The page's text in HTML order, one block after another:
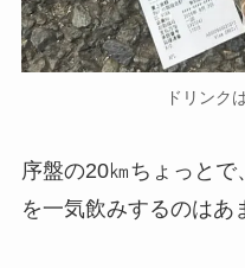
ドリンク
序盤の20㎞ちょっと
を一気飲みするのはあ